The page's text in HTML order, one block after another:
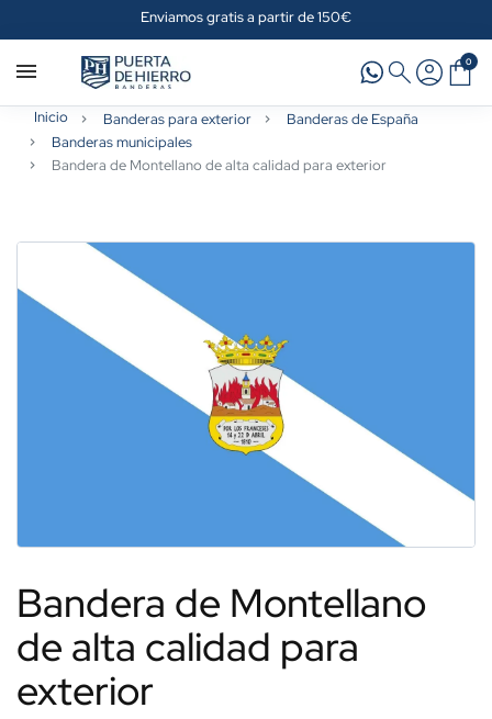
Enviamos gratis a partir de 150€
0
Inicio Banderas para exterior
Banderas de España
Banderas municipales
Bandera de Montellano de alta calidad para exterior
Bandera de Montellano
de alta calidad para
exterior